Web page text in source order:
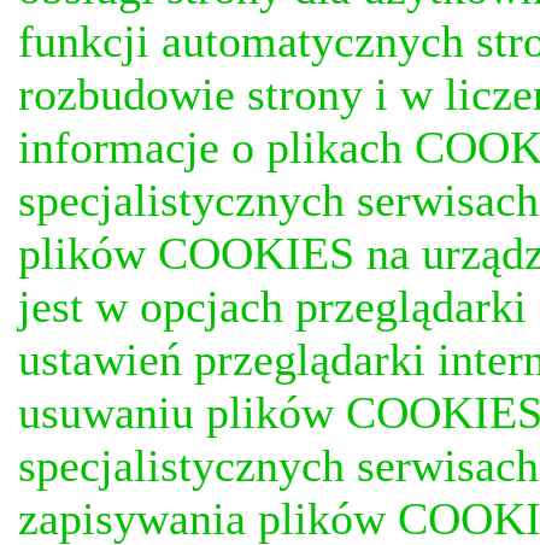
funkcji automatycznych
rozbudowie strony i w
informacje o plikach
specjalistycznych
plików COOKIES na
jest w opcjach
ustawień przeglądarki
usuwaniu plików
specjalistycznych
zapisywania plików